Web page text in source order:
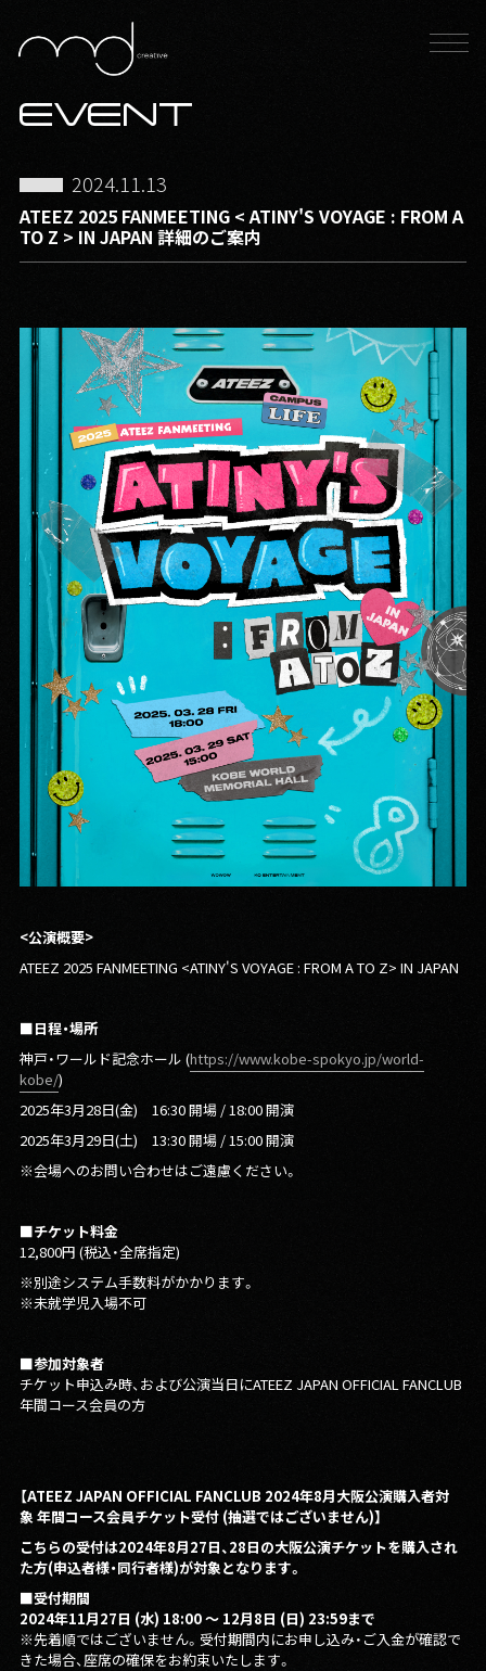
EVENT
2024.11.13
ATEEZ 2025 FANMEETING < ATINY'S VOYAGE : FROM A
TO Z > IN JAPAN 詳細のご案内
<公演概要>
ATEEZ 2025 FANMEETING <ATINY'S VOYAGE : FROM A TO Z> IN JAPAN
■⽇程・場所
神⼾・ワールド記念ホール (https://www.kobe-spokyo.jp/world-
kobe/)
2025年3⽉28⽇(⾦) 16:30 開場 / 18:00 開演
2025年3⽉29⽇(⼟) 13:30 開場 / 15:00 開演
※会場へのお問い合わせはご遠慮ください。
■チケット料金
12,800円 (税込・全席指定)
※別途システム手数料がかかります。
※未就学児入場不可
■参加対象者
チケット申込み時、および公演当日にATEEZ JAPAN OFFICIAL FANCLUB
年間コース会員の方
【ATEEZ JAPAN OFFICIAL FANCLUB 2024年8月大阪公演購入者対
象 年間コース会員チケット受付 (抽選ではございません)】
こちらの受付は2024年8月27日、28日の大阪公演チケットを購入され
た方(申込者様・同行者様)が対象となります。
■受付期間
2024年11月27日 (水) 18:00 〜 12月8日 (日) 23:59まで
※先着順ではございません。受付期間内にお申し込み・ご⼊⾦が確認で
きた場合、座席の確保をお約束いたします。